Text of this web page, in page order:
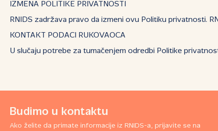
IZMENA POLITIKE PRIVATNOSTI
RNIDS zadržava pravo da izmeni ovu Politiku privatnosti.
KONTAKT PODACI RUKOVAOCA
U slučaju potrebe za tumačenjem odredbi Politike
Budimo u kontaktu
Ako želite da primate informacije iz RNIDS-a, prijavite se na